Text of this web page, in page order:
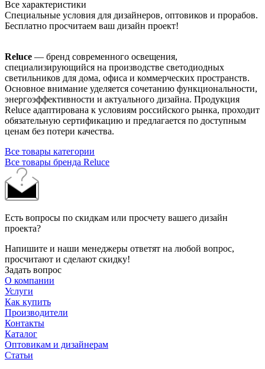
Все характеристики
Специальные условия для дизайнеров, оптовиков и прорабов.
Бесплатно просчитаем ваш дизайн проект!
Reluce — бренд современного освещения,
специализирующийся на производстве светодиодных
светильников для дома, офиса и коммерческих пространств.
Основное внимание уделяется сочетанию функциональности,
энергоэффективности и актуального дизайна. Продукция
Reluce адаптирована к условиям российского рынка, проходит
обязательную сертификацию и предлагается по доступным
ценам без потери качества.
Все товары категории
Все товары бренда Reluce
Есть вопросы по скидкам или просчету вашего дизайн
проекта?
Напишите и наши менеджеры ответят на любой вопрос,
просчитают и сделают скидку!
Задать вопрос
О компании
Услуги
Как купить
Производители
Контакты
Каталог
Оптовикам и дизайнерам
Статьи